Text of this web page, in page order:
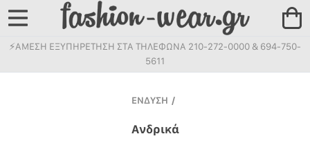
⚡ΑΜΕΣΗ ΕΞΥΠΗΡΕΤΗΣΗ ΣΤΑ ΤΗΛΕΦΩΝΑ 210-272-0000 & 694-750-
5611
ΕΝΔΥΣΗ /
Ανδρικά